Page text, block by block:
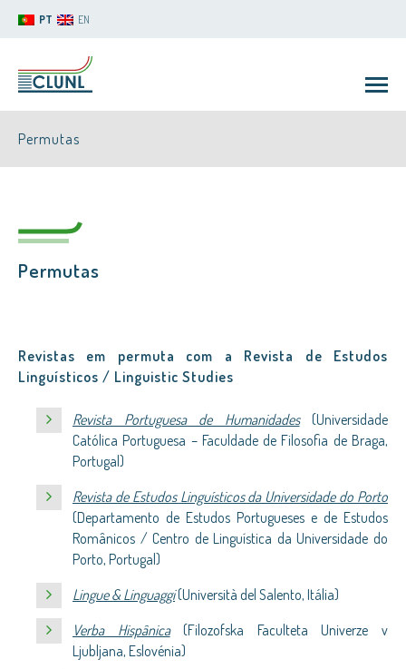
PT EN
CLUNL
Permutas
Permutas
Revistas em permuta com a Revista de Estudos
Linguísticos / Linguistic Studies
Revista Portuguesa de Humanidades(Universidade
Católica Portuguesa – Faculdade de Filosofia de Braga,
Portugal)
Revista de Estudos Linguísticos da Universidade do Porto
(Departamento de Estudos Portugueses e de Estudos
Românicos / Centro de Linguística da Universidade do
Porto, Portugal)
Lingue & Linguaggi(Università del Salento, Itália)
Verba Hispânica(Filozofska Faculteta Univerze v
Ljubljana, Eslovénia)